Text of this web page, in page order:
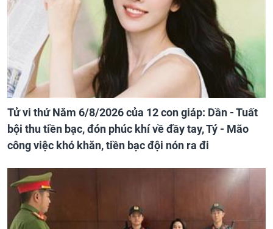
Tử vi thứ Năm 6/8/2026 của 12 con giáp: Dần - Tuất
bội thu tiền bạc, đón phúc khí về đầy tay, Tý - Mão
công việc khó khăn, tiền bạc đội nón ra đi